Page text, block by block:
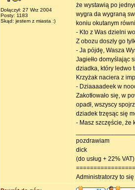
Dołączył: 27 Wrz 2004
Posty: 1183
Skąd: jestem z miasta :)
że wystawią po
wygra da wygraną
koniu okutanym
- Kto z Was dzielni
Z obozu doszły go
- Ja pójdę, Wasza
Jagiełło domyślając
dziadka, który ledwo
Krzyżak naciera z
- Dziaaaadeek w
Zakotłowało się, w
opadł, wszyscy
dziadek trzęsąc się
- Masz szczęście, że
pozdrawiam
dick
(do usług + 22% VAT)
Administratorzy to